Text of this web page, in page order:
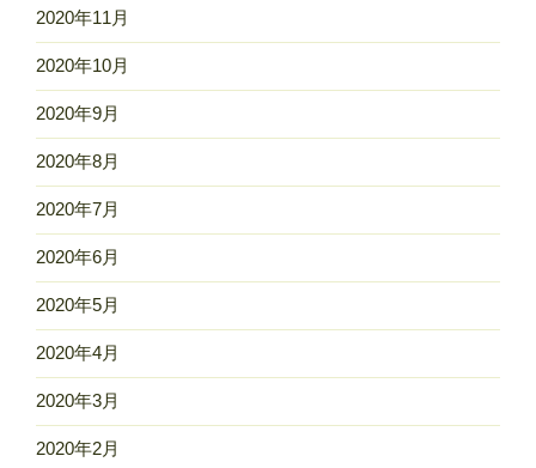
2020年11月
2020年10月
2020年9月
2020年8月
2020年7月
2020年6月
2020年5月
2020年4月
2020年3月
2020年2月